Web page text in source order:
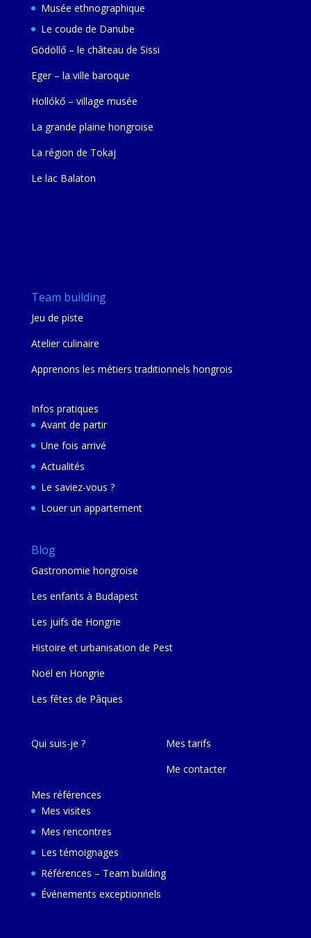
Musée ethnographique
Le coude de Danube
Gödöllő – le château de Sissi
Eger – la ville baroque
Hollókő – village musée
La grande plaine hongroise
La région de Tokaj
Le lac Balaton
Team building
Jeu de piste
Atelier culinaire
Apprenons les métiers traditionnels hongrois
Infos pratiques
Avant de partir
Une fois arrivé
Actualités
Le saviez-vous ?
Louer un appartement
Blog
Gastronomie hongroise
Les enfants à Budapest
Les juifs de Hongrie
Histoire et urbanisation de Pest
Noël en Hongrie
Les fêtes de Pâques
Qui suis-je ?
Mes références
Mes visites
Mes rencontres
Les témoignages
Références – Team building
Événements exceptionnels
Mes tarifs
Me contacter